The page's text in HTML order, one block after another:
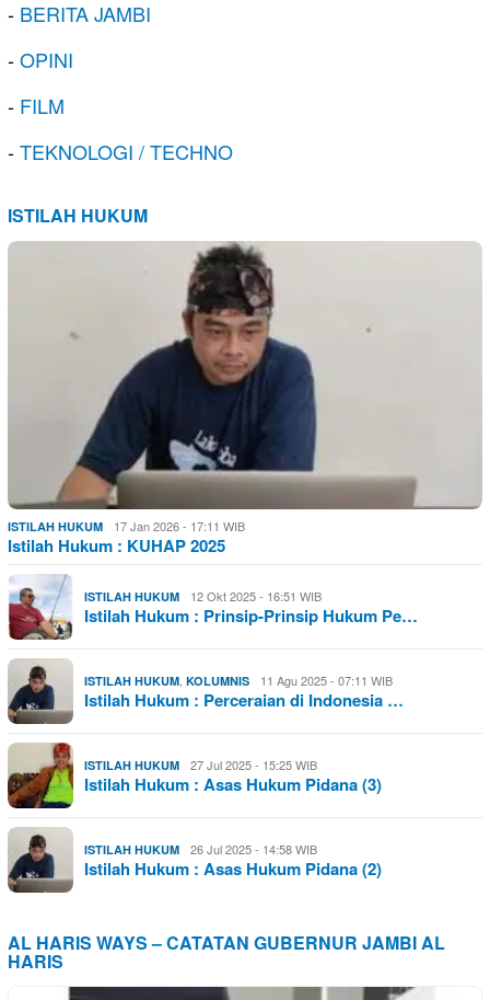
- BERITA JAMBI
-OPINI
- FILM
-TEKNOLOGI / TECHNO
ISTILAH HUKUM
ISTILAH HUKUM 17 Jan 2026 - 17:11 WIB
Istilah Hukum : KUHAP 2025
ISTILAH HUKUM 12 Okt 2025 - 16:51 WIB
Istilah Hukum : Prinsip-Prinsip Hukum Pe…
ISTILAH HUKUM, KOLUMNIS 11 Agu 2025 - 07:11 WIB
Istilah Hukum : Perceraian di Indonesia …
ISTILAH HUKUM 27 Jul 2025 - 15:25 WIB
Istilah Hukum : Asas Hukum Pidana (3)
ISTILAH HUKUM 26 Jul 2025 - 14:58 WIB
Istilah Hukum : Asas Hukum Pidana (2)
AL HARIS WAYS – CATATAN GUBERNUR JAMBI AL
HARIS